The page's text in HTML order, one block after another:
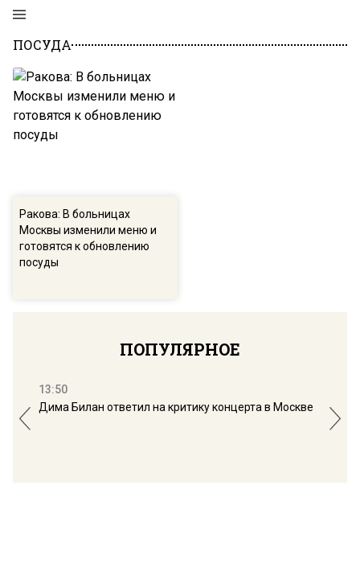
ПОСУДА
Ракова: В больницах
Москвы изменили меню и
готовятся к обновлению
посуды
ПОПУЛЯРНОЕ
13:50
Дима Билан ответил на критику концерта в Москве